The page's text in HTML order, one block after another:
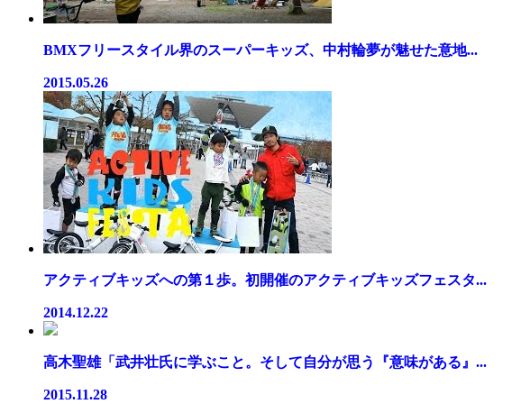
BMXフリースタイル界のスーパーキッズ、中村輪夢が魅せた意地...
2015.05.26
アクティブキッズへの第１歩。初開催のアクティブキッズフェスタ...
2014.12.22
高木聖雄「武井壮氏に学ぶこと。そして自分が思う『意味がある』...
2015.11.28